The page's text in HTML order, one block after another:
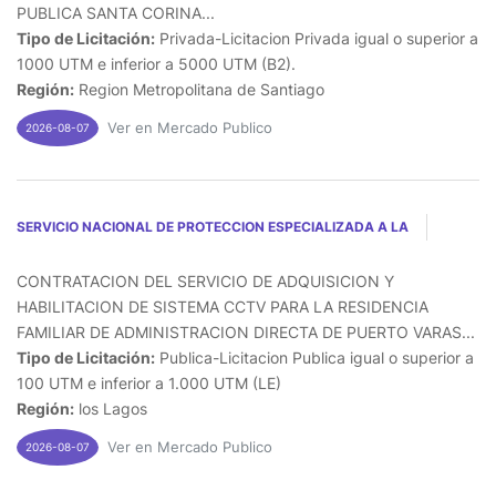
PUBLICA SANTA CORINA...
Tipo de Licitación: Privada-Licitacion Privada igual o superior a
1000 UTM e inferior a 5000 UTM (B2).
Región: Region Metropolitana de Santiago
2026-08-07 Ver en Mercado Publico
SERVICIO NACIONAL DE PROTECCION ESPECIALIZADA A LA
CONTRATACION DEL SERVICIO DE ADQUISICION Y
HABILITACION DE SISTEMA CCTV PARA LA RESIDENCIA
FAMILIAR DE ADMINISTRACION DIRECTA DE PUERTO VARAS...
Tipo de Licitación: Publica-Licitacion Publica igual o superior a
100 UTM e inferior a 1.000 UTM (LE)
Región: los Lagos
2026-08-07 Ver en Mercado Publico